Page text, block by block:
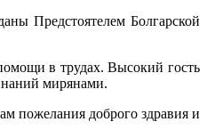
Предстоятелем Болгарской
в трудах. Высокий гость
мирянами.
пожелания доброго здравия и